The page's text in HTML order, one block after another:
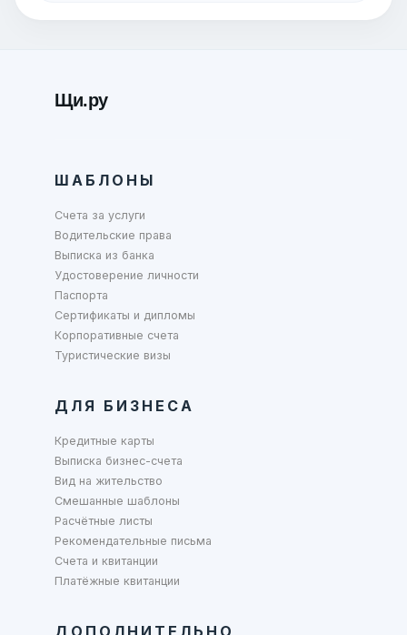
Щи.ру
ШАБЛОНЫ
Счета за услуги
Водительские права
Выписка из банка
Удостоверение личности
Паспорта
Сертификаты и дипломы
Корпоративные счета
Туристические визы
ДЛЯ БИЗНЕСА
Кредитные карты
Выписка бизнес-счета
Вид на жительство
Смешанные шаблоны
Расчётные листы
Рекомендательные письма
Счета и квитанции
Платёжные квитанции